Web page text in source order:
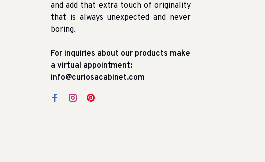
and add that extra touch of originality
that is always unexpected and never
boring.
For inquiries about our products make
a virtual appointment:
info@curiosacabinet.com